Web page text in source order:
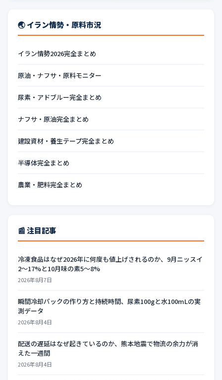
🌏 イラン情勢・原料市況
イラン情勢2026完全まとめ
原油・ナフサ・原料モニター
尿素・アドブルー完全まとめ
ナフサ・原油完全まとめ
建設資材・養生テープ完全まとめ
半導体完全まとめ
農業・肥料完全まとめ
📰 注目記事
冷凍食品はなぜ2026年に何度も値上げされるのか、9月ニッスイ
2〜17%と10月味の素5〜8%
2026年8月7日
瞬間冷却パックの作り方と持続時間、尿素100gと水100mLの実
測データ
2026年8月4日
配送の遅延はなぜ起きているのか、熊本地震で物流の余力が消
えた一週間
2026年8月4日